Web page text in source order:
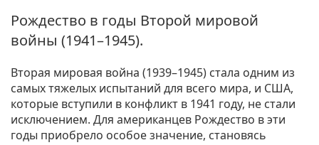
Рождество в годы Второй мировой
войны (1941–1945).
Вторая мировая война (1939–1945) стала одним из
самых тяжелых испытаний для всего мира, и США,
которые вступили в конфликт в 1941 году, не стали
исключением. Для американцев Рождество в эти
годы приобрело особое значение, становясь